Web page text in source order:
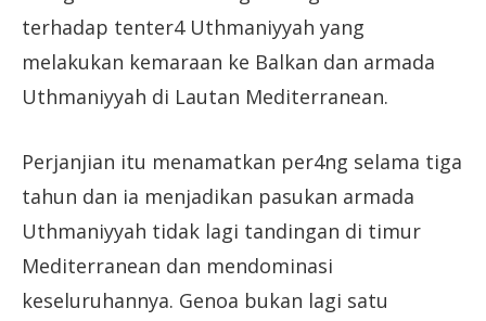
terhadap tenter4 Uthmaniyyah yang
melakukan kemaraan ke Balkan dan armada
Uthmaniyyah di Lautan Mediterranean.
Perjanjian itu menamatkan per4ng selama tiga
tahun dan ia menjadikan pasukan armada
Uthmaniyyah tidak lagi tandingan di timur
Mediterranean dan mendominasi
keseluruhannya. Genoa bukan lagi satu